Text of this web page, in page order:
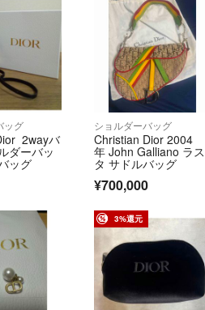
ッグ
2wayバ
ダーバッ
ッグ
ショルダーバッグ
Christian Dior 2004
年 John Galliano ラス
タ サドルバッグ
¥700,000
3%還元